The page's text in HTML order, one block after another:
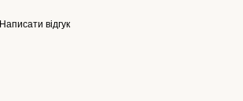
Написати відгук